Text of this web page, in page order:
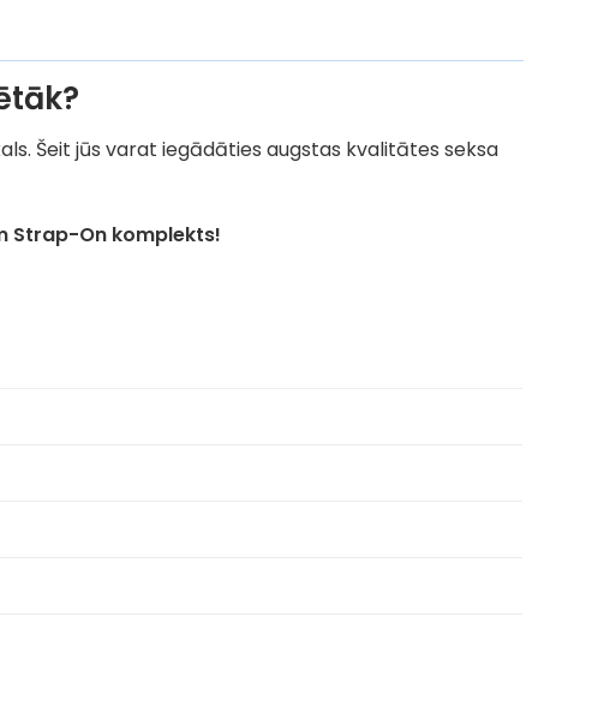
Šeit jūs varat iegādāties augstas kvalitātes seksa
Strap-On komplekts!